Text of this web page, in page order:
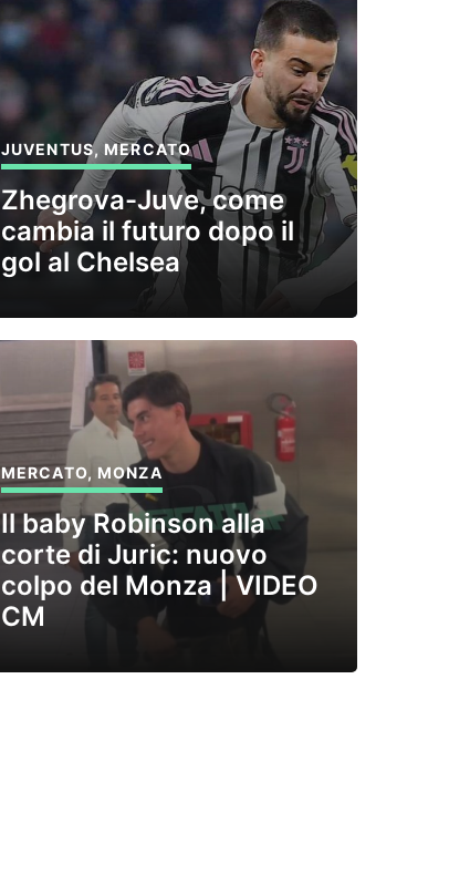
JUVENTUS,MERCATO
Zhegrova-Juve, come
cambia il futuro dopo il
gol al Chelsea
MERCATO, MONZA
Il baby Robinson alla
corte di Juric: nuovo
colpo del Monza | VIDEO
CM